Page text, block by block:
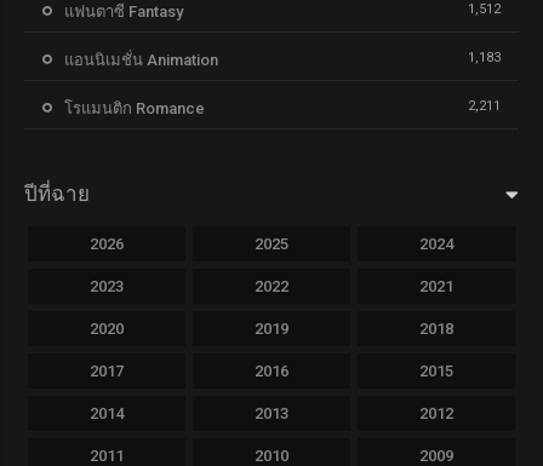
แฟนตาซี Fantasy 1,512
แอนนิเมชั่น Animation 1,183
โรแมนติก Romance 2,211
ปีที่ฉาย
2026 2025 2024
2023 2022 2021
2020 2019 2018
2017 2016 2015
2014 2013 2012
2011 2010 2009